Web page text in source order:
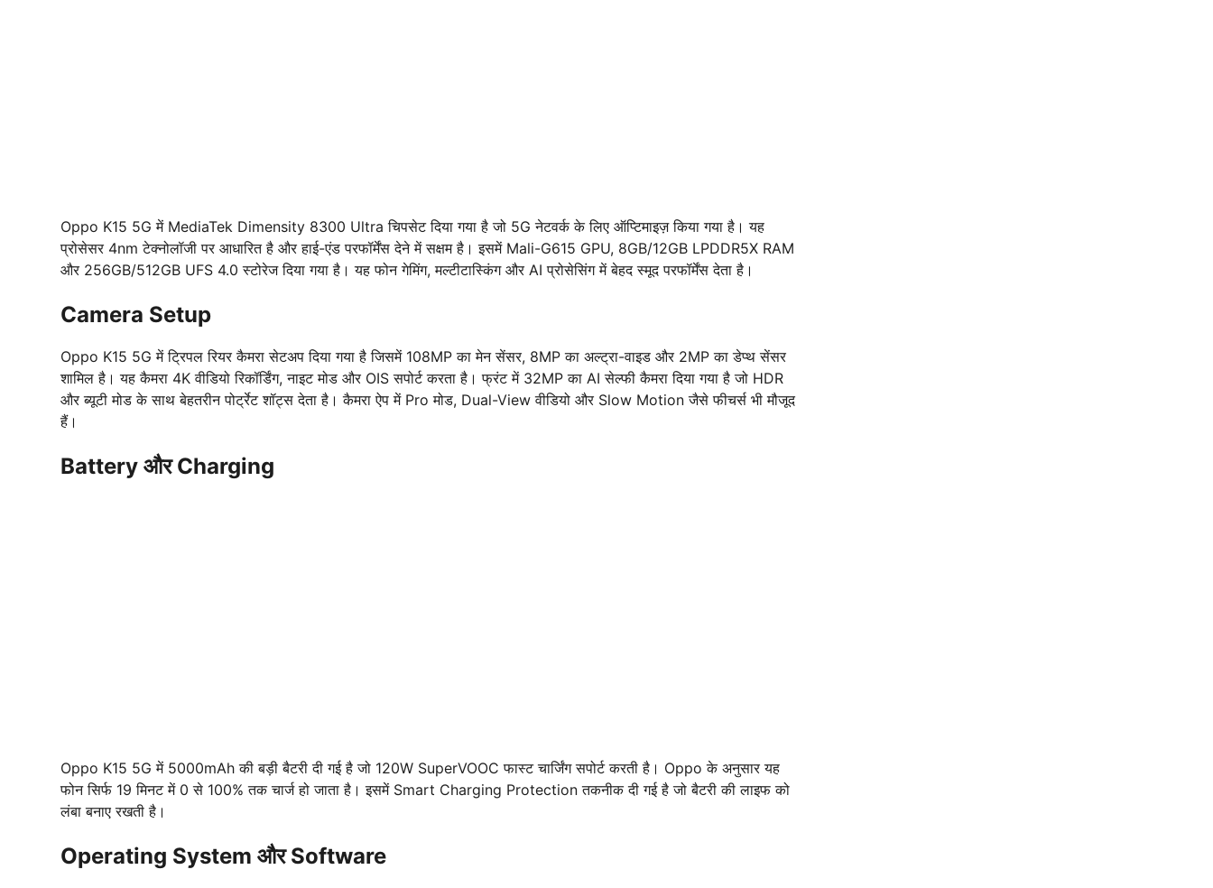
Oppo K15 5G में MediaTek Dimensity 8300 Ultra चिपसेट दिया गया है जो 5G नेटवर्क के लिए ऑप्टिमाइज़ किया गया है। यह
प्रोसेसर 4nm टेक्नोलॉजी पर आधारित है और हाई-एंड परफॉर्मेंस देने में सक्षम है। इसमें Mali-G615 GPU, 8GB/12GB LPDDR5X RAM
और 256GB/512GB UFS 4.0 स्टोरेज दिया गया है। यह फोन गेमिंग, मल्टीटास्किंग और AI प्रोसेसिंग में बेहद स्मूद परफॉर्मेंस देता है।
Camera Setup
Oppo K15 5G में ट्रिपल रियर कैमरा सेटअप दिया गया है जिसमें 108MP का मेन सेंसर, 8MP का अल्ट्रा-वाइड और 2MP का डेप्थ सेंसर
शामिल है। यह कैमरा 4K वीडियो रिकॉर्डिंग, नाइट मोड और OIS सपोर्ट करता है। फ्रंट में 32MP का AI सेल्फी कैमरा दिया गया है जो HDR
और ब्यूटी मोड के साथ बेहतरीन पोर्ट्रेट शॉट्स देता है। कैमरा ऐप में Pro मोड, Dual-View वीडियो और Slow Motion जैसे फीचर्स भी मौजूद
हैं।
Battery और Charging
Oppo K15 5G में 5000mAh की बड़ी बैटरी दी गई है जो 120W SuperVOOC फास्ट चार्जिंग सपोर्ट करती है। Oppo के अनुसार यह
फोन सिर्फ 19 मिनट में 0 से 100% तक चार्ज हो जाता है। इसमें Smart Charging Protection तकनीक दी गई है जो बैटरी की लाइफ को
लंबा बनाए रखती है।
Operating System और Software